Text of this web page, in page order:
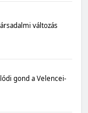
változás
gond a Velencei-